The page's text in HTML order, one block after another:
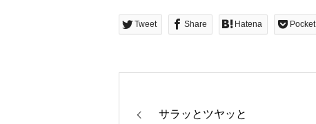
Tweet Share Hatena Pocket
サラッとツヤッと